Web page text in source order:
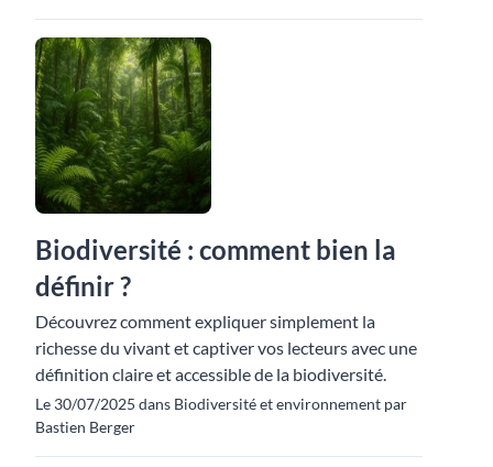
Biodiversité : comment bien la
définir ?
Découvrez comment expliquer simplement la
richesse du vivant et captiver vos lecteurs avec une
définition claire et accessible de la biodiversité.
Le 30/07/2025 dans Biodiversité et environnement par
Bastien Berger